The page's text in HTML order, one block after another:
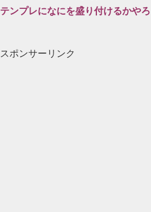
テンプレになにを盛り付けるかやろ
スポンサーリンク